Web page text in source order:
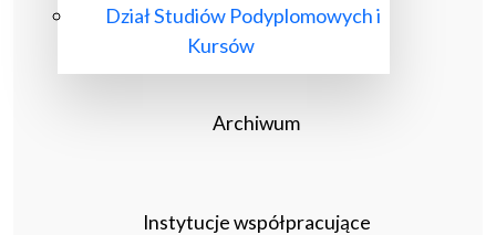
Dział Studiów Podyplomowych i
Kursów
Archiwum
Instytucje współpracujące